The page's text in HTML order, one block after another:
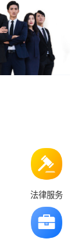
法律服务